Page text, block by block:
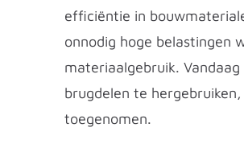
efficiëntie in
onnodig hoge belastingen
materiaalgebruik.
brugdelen te
toegenomen.